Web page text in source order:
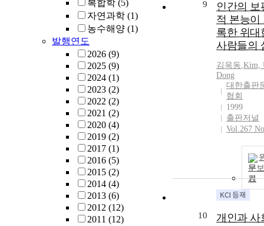
복합학 (5)
자연과학 (1)
농수해양 (1)
발행연도
2026 (9)
2025 (9)
2024 (1)
2023 (2)
2022 (2)
2021 (2)
2020 (4)
2019 (2)
2017 (1)
2016 (5)
2015 (2)
2014 (4)
2013 (6)
2012 (12)
2011 (12)
한 실험군으
누어 유출 성
(TEGDMA,
UDMA 및
BisGMA)을
로 정성 및 정
석하였다.
를 사용하여
부산물을 검
였고, 콤포짓
진의 중합 정
적외선 분광
법(FTIR)과
스 경도 측정
로 평가하였
출 단량체의
중합정도를
율성은 할로
9
인간의 보
적 본능이
록한 위대
사람들의
김욱동,Kim,
Dong
대한출판
협회
1999
출판저널
Vol.267
문보
기
10
개인과 사